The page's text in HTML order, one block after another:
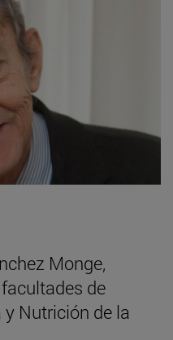
Monge,
de
Nutrición de la